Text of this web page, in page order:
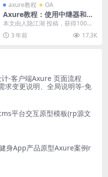
axure教程 OA
Axure教程：使用中继器和动
态面板制作自定义下拉框
（一）｜axurehub设计教程
本文由人隐江湖 投稿，获得100金
币奖励。 本系列教程主要介绍如何
使用axure...
3 年前 17.3K
-客户端Axure 页面流程
求变更说明、全局说明等-免
平台交互原型模板(rp源文
身App产品原型Axure案例r